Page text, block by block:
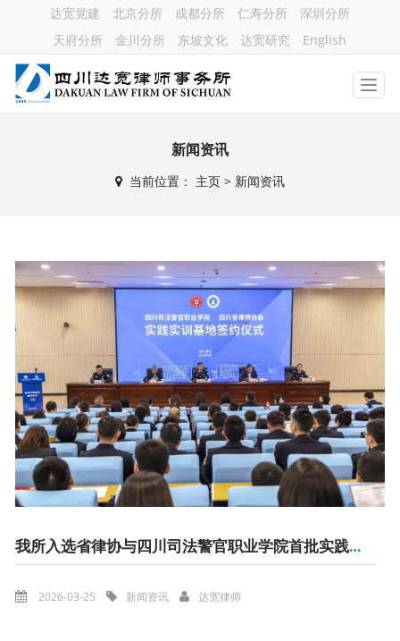
达宽党建 北京分所 成都分所 仁寿分所
深圳分所
天府分所
金川分所 东坡文化 达宽研究 English
新闻资讯
当前位置： 主页> 新闻资讯
我所入选省律协与四川司法警官职业学院首批实践实训基地
2026-03-25 新闻资讯 达宽律师